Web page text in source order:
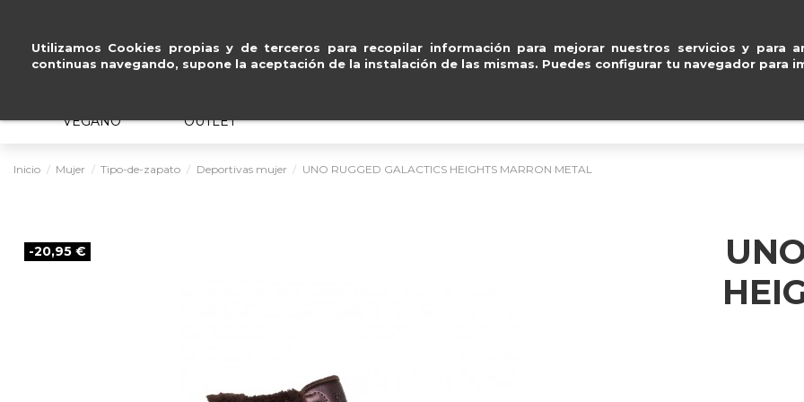
Utilizamos Cookies propias y de terceros para recopilar información para mejorar nuestros servicios y para
continuas navegando, supone la aceptación de la instalación de las mismas. Puedes configurar tu navegador para
VEGANO OUTLET
Inicio Mujer Tipo-de-zapato Deportivas mujer UNO RUGGED GALACTICS HEIGHTS MARRON METAL
-20,95 €